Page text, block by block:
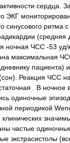
сердца.
ЭКГ
синусового ритма с
(средняя
ночная ЧСС -53 уд/
максимальная
пациента)
Реакция ЧСС
. В ночное
одиночные
периодикой
частые
экстрасистолы